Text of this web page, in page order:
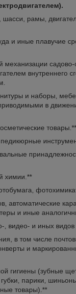
рамы,
и иные плавучие
садово-
внутреннего
и наборы,
в
товары.**
химии.**
автоматические
и иные
, видео- и иных
в том числе
и
гигиены (зубные
парики,
товары).**